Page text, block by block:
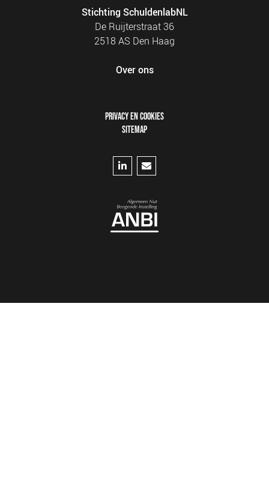
Stichting SchuldenlabNL
De Ruijterstraat 36
2518 AS Den Haag
Over ons
PRIVACY EN COOKIES
SITEMAP